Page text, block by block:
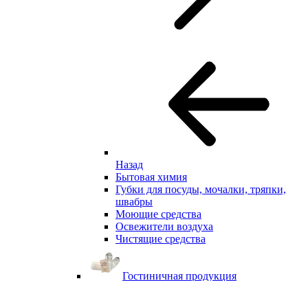
Назад
Бытовая химия
Губки для посуды, мочалки, тряпки,
швабры
Моющие средства
Освежители воздуха
Чистящие средства
Гостиничная продукция